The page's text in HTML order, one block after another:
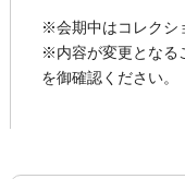
※会期中はコレクシ
※内容が変更となる
を御確認ください。